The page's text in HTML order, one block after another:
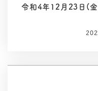
令和4年12月23日(